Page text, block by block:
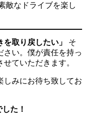
敵なドライブを楽し
取り戻したい」
そ
さい。僕が責任を持っ
ていただきます。
しみにお待ち致してお
た！